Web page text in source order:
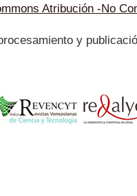
Atribución -No
y